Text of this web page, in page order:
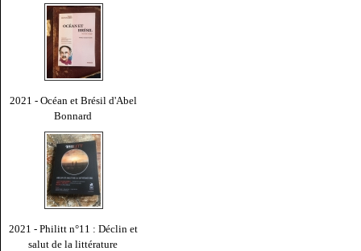
2021 - Océan et Brésil d'Abel
Bonnard
2021 - Philitt n°11 : Déclin et
salut de la littérature